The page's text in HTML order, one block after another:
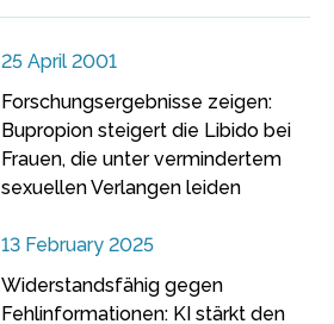
25 April 2001
Forschungsergebnisse zeigen:
Bupropion steigert die Libido bei
Frauen, die unter vermindertem
sexuellen Verlangen leiden
13 February 2025
Widerstandsfähig gegen
Fehlinformationen: KI stärkt den